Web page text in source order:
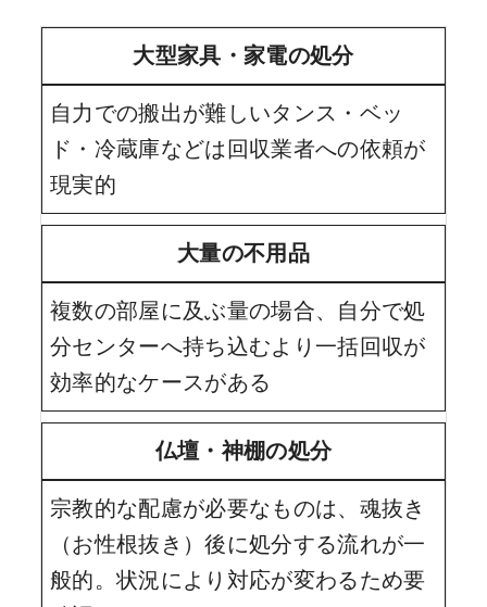
大型家具・家電の処分
自力での搬出が難しいタンス・ベッ
ド・冷蔵庫などは回収業者への依頼が
現実的
大量の不用品
複数の部屋に及ぶ量の場合、自分で処
分センターへ持ち込むより一括回収が
効率的なケースがある
仏壇・神棚の処分
宗教的な配慮が必要なものは、魂抜き
（お性根抜き）後に処分する流れが一
般的。状況により対応が変わるため要